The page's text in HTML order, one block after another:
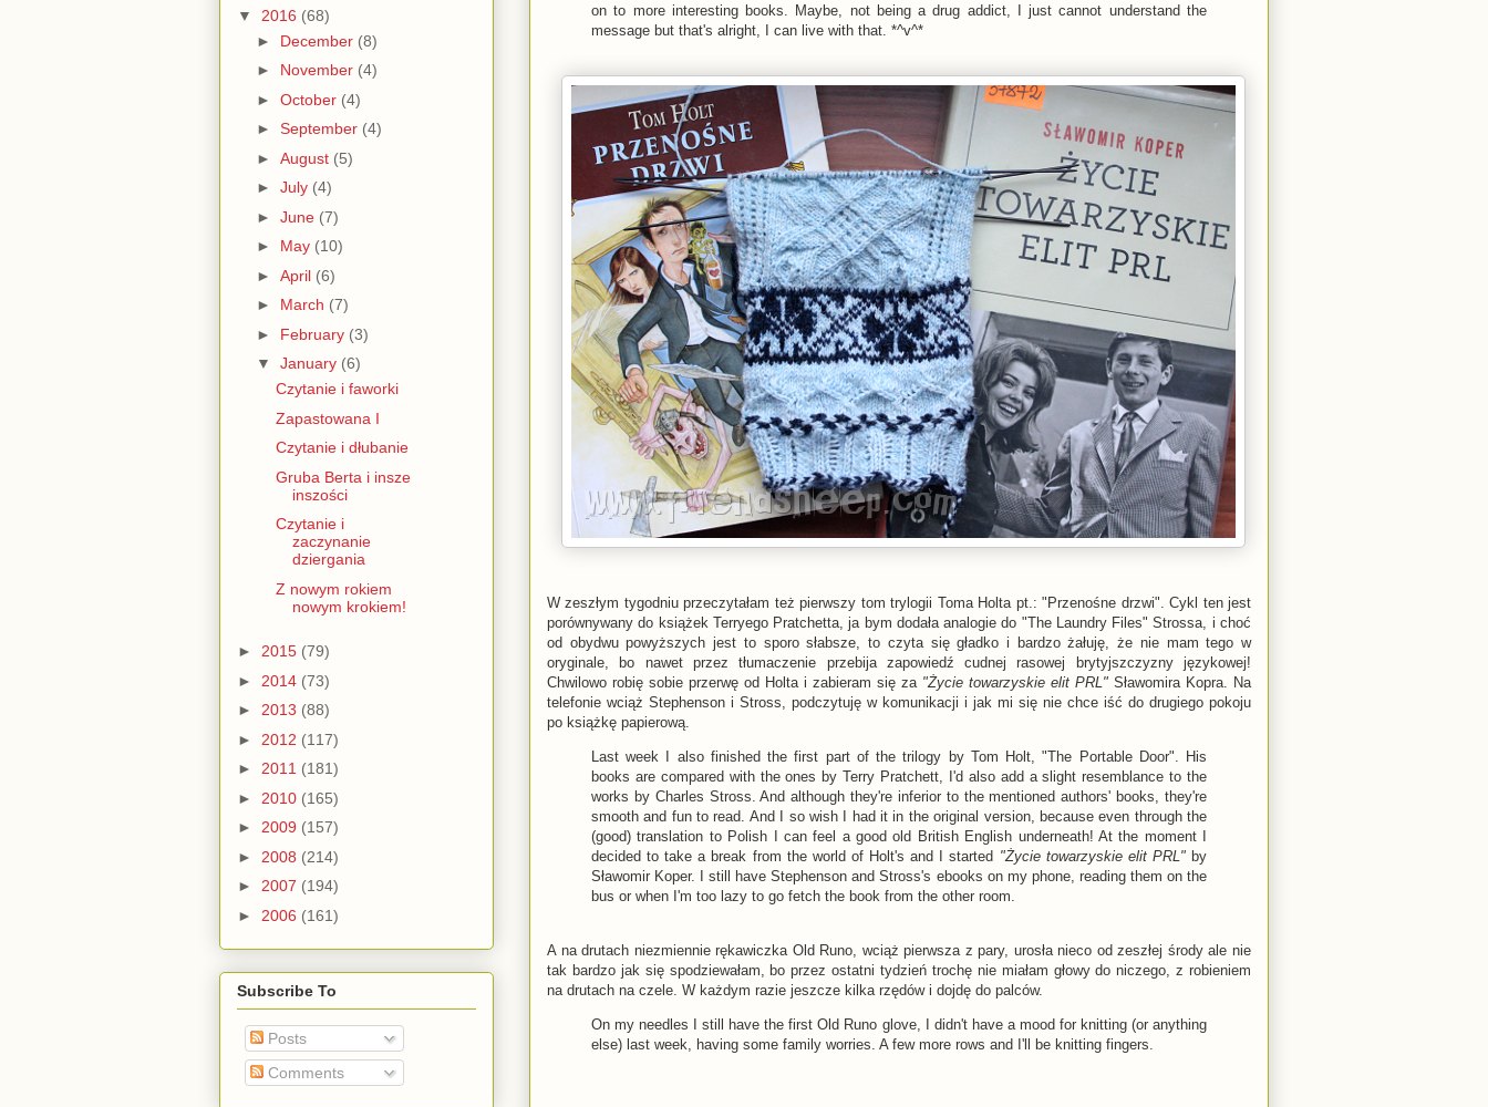
on to more interesting books. Maybe, not being a drug addict, I just cannot understand the
message but that's alright, I can live with that. *^v^*
W zeszłym tygodniu przeczytałam też pierwszy tom trylogii Toma Holta pt.: "Przenośne drzwi". Cykl ten jest
porównywany do książek Terryego Pratchetta, ja bym dodała analogie do "The Laundry Files" Strossa, i choć
od obydwu powyższych jest to sporo słabsze, to czyta się gładko i bardzo żałuję, że nie mam tego w
oryginale, bo nawet przez tłumaczenie przebija zapowiedź cudnej rasowej brytyjszczyzny językowej!
Chwilowo robię sobie przerwę od Holta i zabieram się za "Życie towarzyskie elit PRL" Sławomira Kopra. Na
telefonie wciąż Stephenson i Stross, podczytuję w komunikacji i jak mi się nie chce iść do drugiego pokoju
po książkę papierową.
Last week I also finished the first part of the trilogy by Tom Holt, "The Portable Door". His
books are compared with the ones by Terry Pratchett, I'd also add a slight resemblance to the
works by Charles Stross. And although they're inferior to the mentioned authors' books, they're
smooth and fun to read. And I so wish I had it in the original version, because even through the
(good) translation to Polish I can feel a good old British English underneath! At the moment I
decided to take a break from the world of Holt's and I started "Życie towarzyskie elit PRL"by
Sławomir Koper. I still have Stephenson and Stross's ebooks on my phone, reading them on the
bus or when I'm too lazy to go fetch the book from the other room.
A na drutach niezmiennie rękawiczka Old Runo, wciąż pierwsza z pary, urosła nieco od zeszłej środy ale nie
tak bardzo jak się spodziewałam, bo przez ostatni tydzień trochę nie miałam głowy do niczego, z robieniem
na drutach na czele. W każdym razie jeszcze kilka rzędów i dojdę do palców.
On my needles I still have the first Old Runo glove, I didn't have a mood for knitting (or anything
else) last week, having some family worries. A few more rows and I'll be knitting fingers.
▼ 2016 (68)
► December (8)
► November (4)
► October (4)
► September (4)
► August (5)
► July (4)
► June (7)
► May (10)
► April (6)
► March (7)
► February (3)
▼ January (6)
Czytanie i faworki
Zapastowana I
Czytanie i dłubanie
Gruba Berta i insze
inszości
Czytanie i
zaczynanie
dziergania
Z nowym rokiem
nowym krokiem!
► 2015 (79)
► 2014 (73)
► 2013 (88)
► 2012 (117)
► 2011 (181)
► 2010 (165)
► 2009 (157)
► 2008 (214)
► 2007 (194)
► 2006 (161)
Subscribe To
Posts
Comments